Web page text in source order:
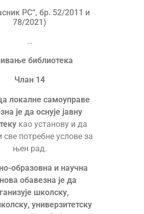
РС“, бр. 52/2011 и
78/2021)
…
библиотека
Члан 14
локалне самоуправе
је да оснује јавну
као установу и да
све потребне услове за
њен рад.
образовна и научна
обавезна је да
школску,
универзитетску